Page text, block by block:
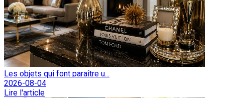
Les objets qui font paraître u...
2026-08-04
Lire l'article